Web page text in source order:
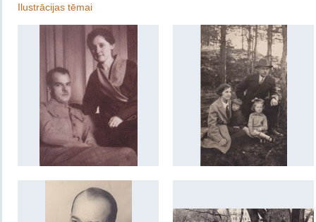
Ilustrācijas tēmai